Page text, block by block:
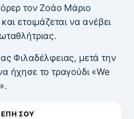
τον Ζοάο Μάριο
ετοιμάζεται να ανέβει
Φιλαδέλφειας, μετά την
ήχησε το τραγούδι «We
ΣΟΥ